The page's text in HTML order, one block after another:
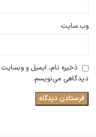
وب‌ سایت
ذخیره نام، ایمیل و
دیدگاهی می‌نویسم.